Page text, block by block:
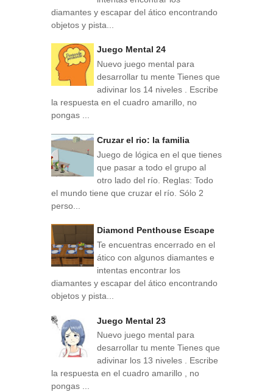
diamantes y escapar del ático encontrando
objetos y pista...
Juego Mental 24
Nuevo juego mental para
desarrollar tu mente Tienes que
adivinar los 14 niveles . Escribe
la respuesta en el cuadro amarillo, no
pongas ...
Cruzar el rio: la familia
Juego de lógica en el que tienes
que pasar a todo el grupo al
otro lado del río. Reglas: Todo
el mundo tiene que cruzar el río. Sólo 2
perso...
Diamond Penthouse Escape
Te encuentras encerrado en el
ático con algunos diamantes e
intentas encontrar los
diamantes y escapar del ático encontrando
objetos y pista...
Juego Mental 23
Nuevo juego mental para
desarrollar tu mente Tienes que
adivinar los 13 niveles . Escribe
la respuesta en el cuadro amarillo , no
pongas ...